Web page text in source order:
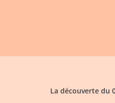
La découverte du